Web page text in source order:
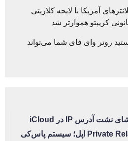
آمریکا با لایحه کلاریتی
روتر وای فای شما می‌تواند
افشای نشت آدرس IP در iCloud
Private Relay اپل؛ سیستم پاس‌کی